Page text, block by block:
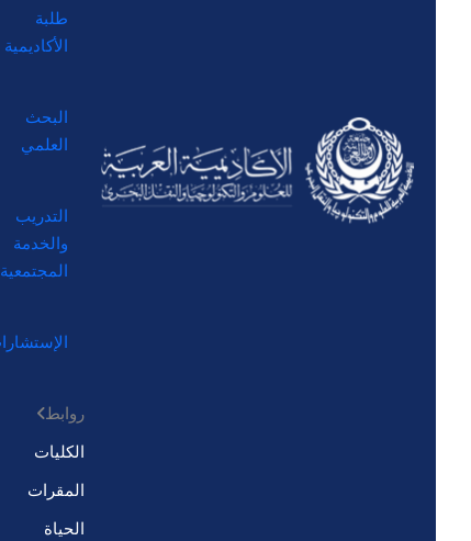
طلبة
الأكاديمية
البحث
العلمي
التدريب
والخدمة
المجتمعية
روابط
الكليات
المقرات
الحياة